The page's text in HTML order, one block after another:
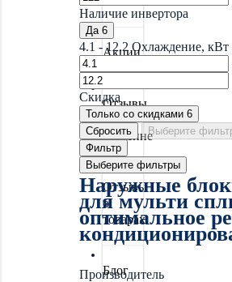
Акции
Отзывы
о
магазине
Отзывы
о
товарах
Блог
Наличие инвертора
Да 6
4.1 - 12.2 Охлаждение, кВт
Скидка
Только со cкидками 6
Сбросить
Выберите
Фильтр
Выберите фильтры
Наружные
для мульти
оптимальное
Производитель